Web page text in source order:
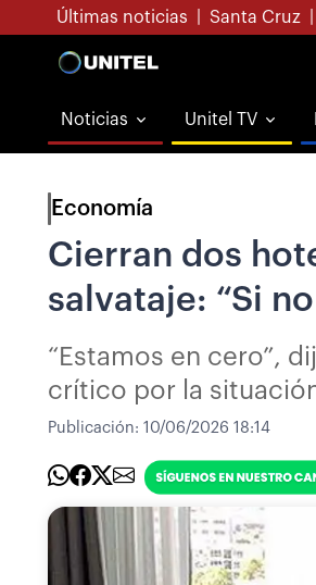
Últimas noticias Santa Cruz
Noticias Unitel TV
Economía
Cierran dos
salvataje: “Si
“Estamos en cero”,
crítico por la
Publicación: 10/06/2026 18:14